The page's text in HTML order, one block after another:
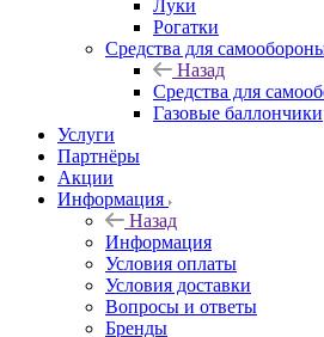
Луки
Рогатки
Средства для
Назад
Средства для
Газовые баллончики
Услуги
Партнёры
Акции
Информация
Назад
Информация
Условия оплаты
Условия доставки
Вопросы и ответы
Бренды